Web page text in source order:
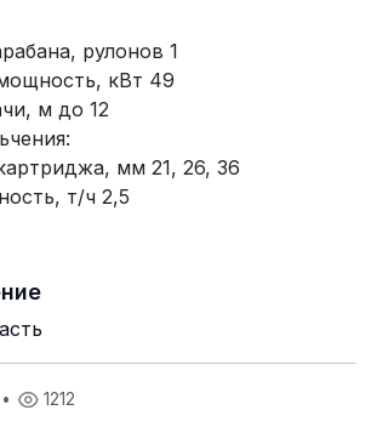
рулонов 1
кВт 49
м до 12
мм 21, 26, 36
т/ч 2,5
• 1212